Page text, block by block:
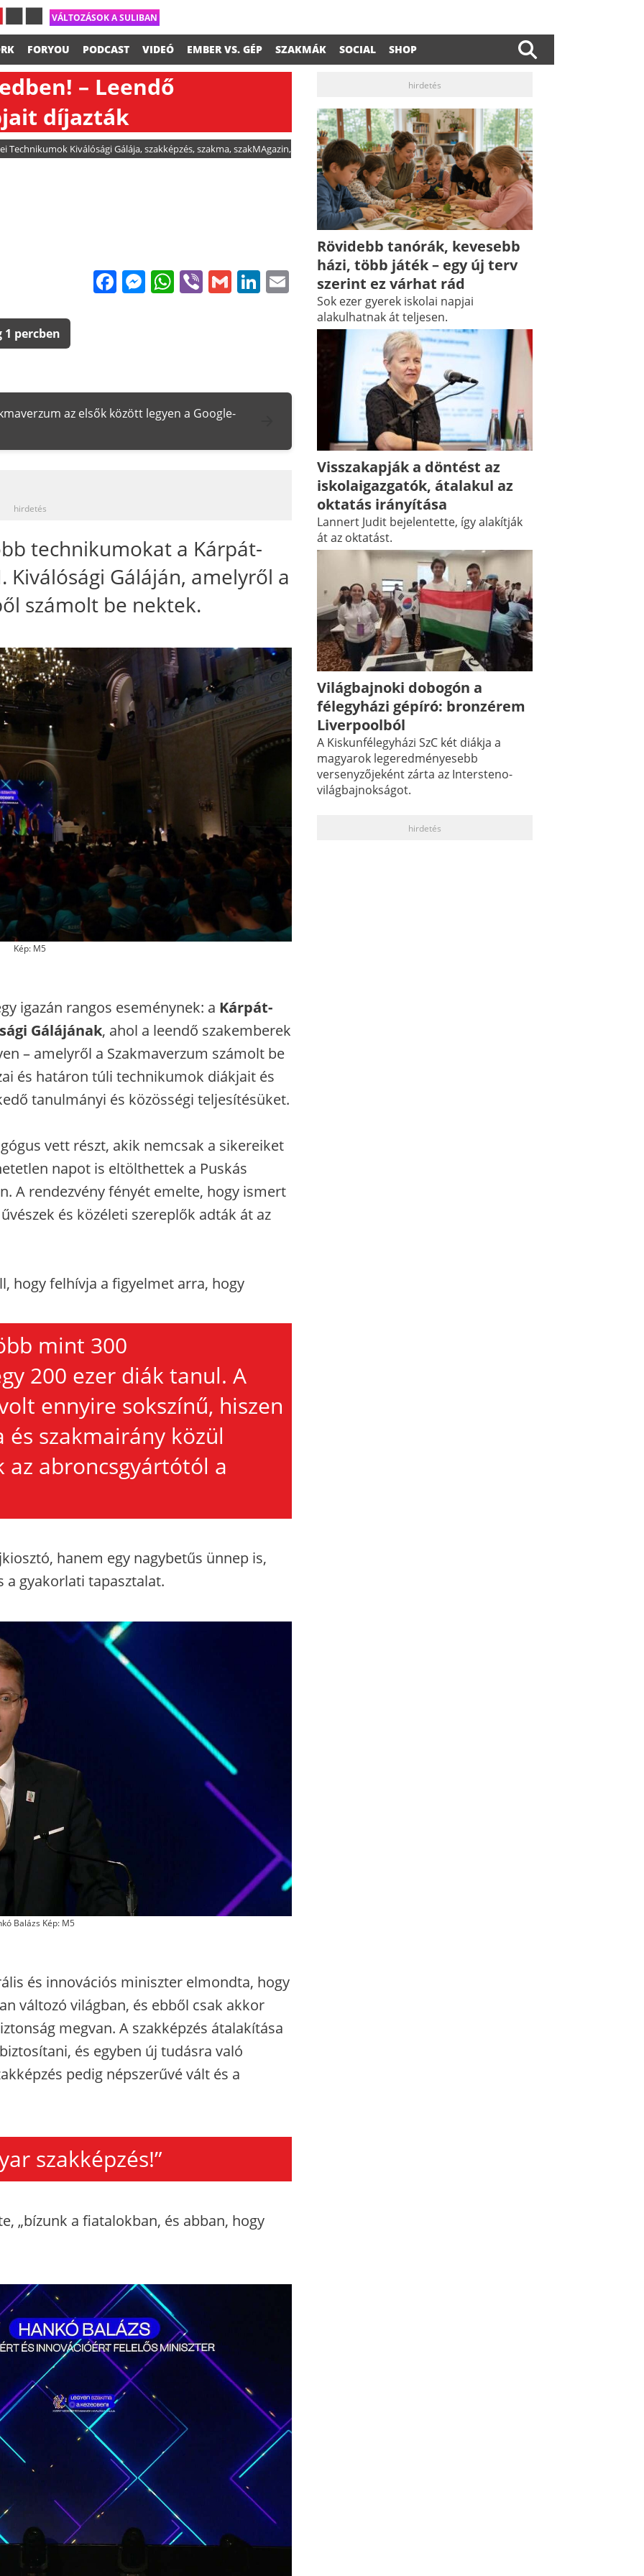
VÁLTOZÁSOK A SULIBAN
FORYOU PODCAST VIDEÓ EMBER VS. GÉP SZAKMÁK SOCIAL SHOP
– Leendő
díjazták
Technikumok Kiválósági Gálája,szakképzés,szakma,szakMAgazin,
Facebook
Messenger
WhatsApp
ViberGmailLinkedIn
Email
1 percben
az elsők között legyen a Google-
hirdetés
technikumokat a Kárpát-
Gáláján, amelyről a
számolt be nektek.
Kép: M5
igazán rangos eseménynek: a Kárpát-
Gálájának, ahol a leendő szakemberek
– amelyről a Szakmaverzum számolt be
és határon túli technikumok diákjait és
tanulmányi és közösségi teljesítésüket.
vett részt, akik nemcsak a sikereiket
napot is eltölthettek a Puskás
A rendezvény fényét emelte, hogy ismert
és közéleti szereplők adták át az
hogy felhívja a figyelmet arra, hogy
mint 300
200 ezer diák tanul. A
ennyire sokszínű, hiszen
szakmairány közül
abroncsgyártótól a
hanem egy nagybetűs ünnep is,
a gyakorlati tapasztalat.
Balázs Kép: M5
és innovációs miniszter elmondta, hogy
változó világban, és ebből csak akkor
megvan. A szakképzés átalakítása
és egyben új tudásra való
pedig népszerűvé vált és a
szakképzés!”
„bízunk a fiatalokban, és abban, hogy
hirdetés
Rövidebb tanórák, kevesebb
házi, több játék – egy új terv
szerint ez várhat rád
Sok ezer gyerek iskolai napjai
alakulhatnak át teljesen.
Visszakapják a döntést az
iskolaigazgatók, átalakul az
oktatás irányítása
Lannert Judit bejelentette, így alakítják
át az oktatást.
Világbajnoki dobogón a
félegyházi gépíró: bronzérem
Liverpoolból
A Kiskunfélegyházi SzC két diákja a
magyarok legeredményesebb
versenyzőjeként zárta az Intersteno-
világbajnokságot.
hirdetés